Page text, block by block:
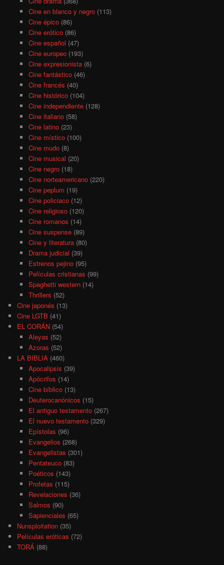
Cine en blanco y negro(113)
Cine épico(86)
Cine erótico(86)
Cine español (47)
Cine europeo(193)
Cine expresionista(6)
Cine fantástico(46)
Cine francés (40)
Cine histórico(104)
Cine independiente(128)
Cine italiano(58)
Cine latino(23)
Cine místico(100)
Cine mudo(8)
Cine musical (20)
Cine negro(18)
Cine norteamericano(220)
Cine peplum (19)
Cine policiaco(12)
Cine religioso(120)
Cine romanos (14)
Cine suspense(89)
Cine y literatura(80)
Drama judicial (39)
Estrenos pejino(95)
Películas cristianas (99)
Spaghetti western(14)
Thrillers (52)
Cine japonés (13)
Cine LGTB (41)
EL CORÁN (54)
Aleyas (52)
Azoras (52)
LA BIBLIA (460)
Apocalipsis (39)
Apócrifos (14)
Cine bíblico(13)
Deuterocanónicos (15)
El antiguo testamento(267)
El nuevo testamento(329)
Epístolas (96)
Evangelios (268)
Evangelistas (301)
Pentateuco(83)
Poéticos (143)
Profetas (115)
Revelaciones (36)
Salmos (90)
Sapienciales (65)
Nunsploitation (35)
Películas eróticas (72)
TORÁ (88)